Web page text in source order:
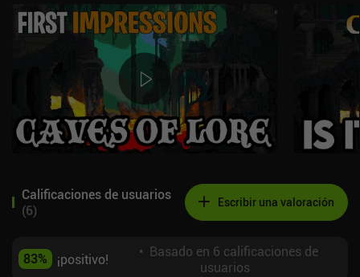
Calificaciones de usuarios
(6) Escribir una valoración
83% ¡positivo! • Basado en 6 calificaciones de
usuarios